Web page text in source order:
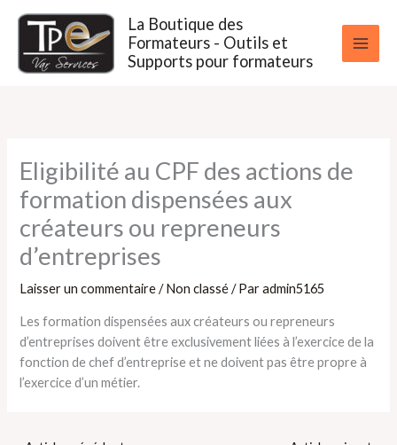
contenu
La Boutique des
Formateurs - Outils et
Supports pour formateurs
Eligibilité au CPF des actions de
formation dispensées aux
créateurs ou repreneurs
d’entreprises
Laisser un commentaire /Non classé/ Paradmin5165
Les formation dispensées aux créateurs ou repreneurs
d’entreprises doivent être exclusivement liées à l’exercice de la
fonction de chef d’entreprise et ne doivent pas être propre à
l’exercice d’un métier.